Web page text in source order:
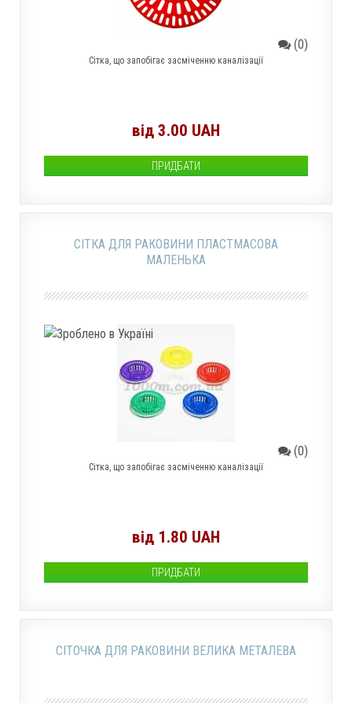
(0)
Сітка, що запобігає засміченню каналізації
від 3.00 UAH
ПРИДБАТИ
СІТКА ДЛЯ РАКОВИНИ ПЛАСТМАСОВА
МАЛЕНЬКА
(0)
Сітка, що запобігає засміченню каналізації
від 1.80 UAH
ПРИДБАТИ
СІТОЧКА ДЛЯ РАКОВИНИ ВЕЛИКА МЕТАЛЕВА